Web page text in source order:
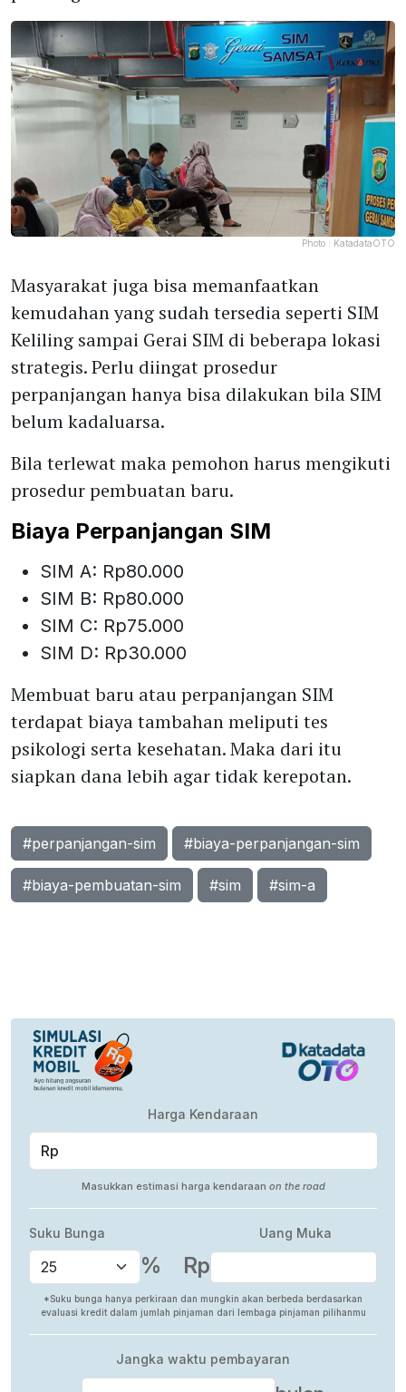
Photo : KatadataOTO
Masyarakat juga bisa memanfaatkan
kemudahan yang sudah tersedia seperti SIM
Keliling sampai Gerai SIM di beberapa lokasi
strategis. Perlu diingat prosedur
perpanjangan hanya bisa dilakukan bila SIM
belum kadaluarsa.
Bila terlewat maka pemohon harus mengikuti
prosedur pembuatan baru.
Biaya Perpanjangan SIM
SIM A: Rp80.000
SIM B: Rp80.000
SIM C: Rp75.000
SIM D: Rp30.000
Membuat baru atau perpanjangan SIM
terdapat biaya tambahan meliputi tes
psikologi serta kesehatan. Maka dari itu
siapkan dana lebih agar tidak kerepotan.
#perpanjangan-sim #biaya-perpanjangan-sim
#biaya-pembuatan-sim #sim #sim-a